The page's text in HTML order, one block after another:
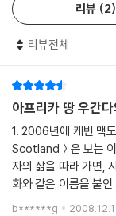
리뷰 2
리뷰전체
아프리카 땅 우간
1. 2006년에 케빈 맥
Scotland＞은 보는 이
자의 삶을 따라 가면,
화와 같은 이름을 붙인 가
카 지도를 보면 가운
b******g